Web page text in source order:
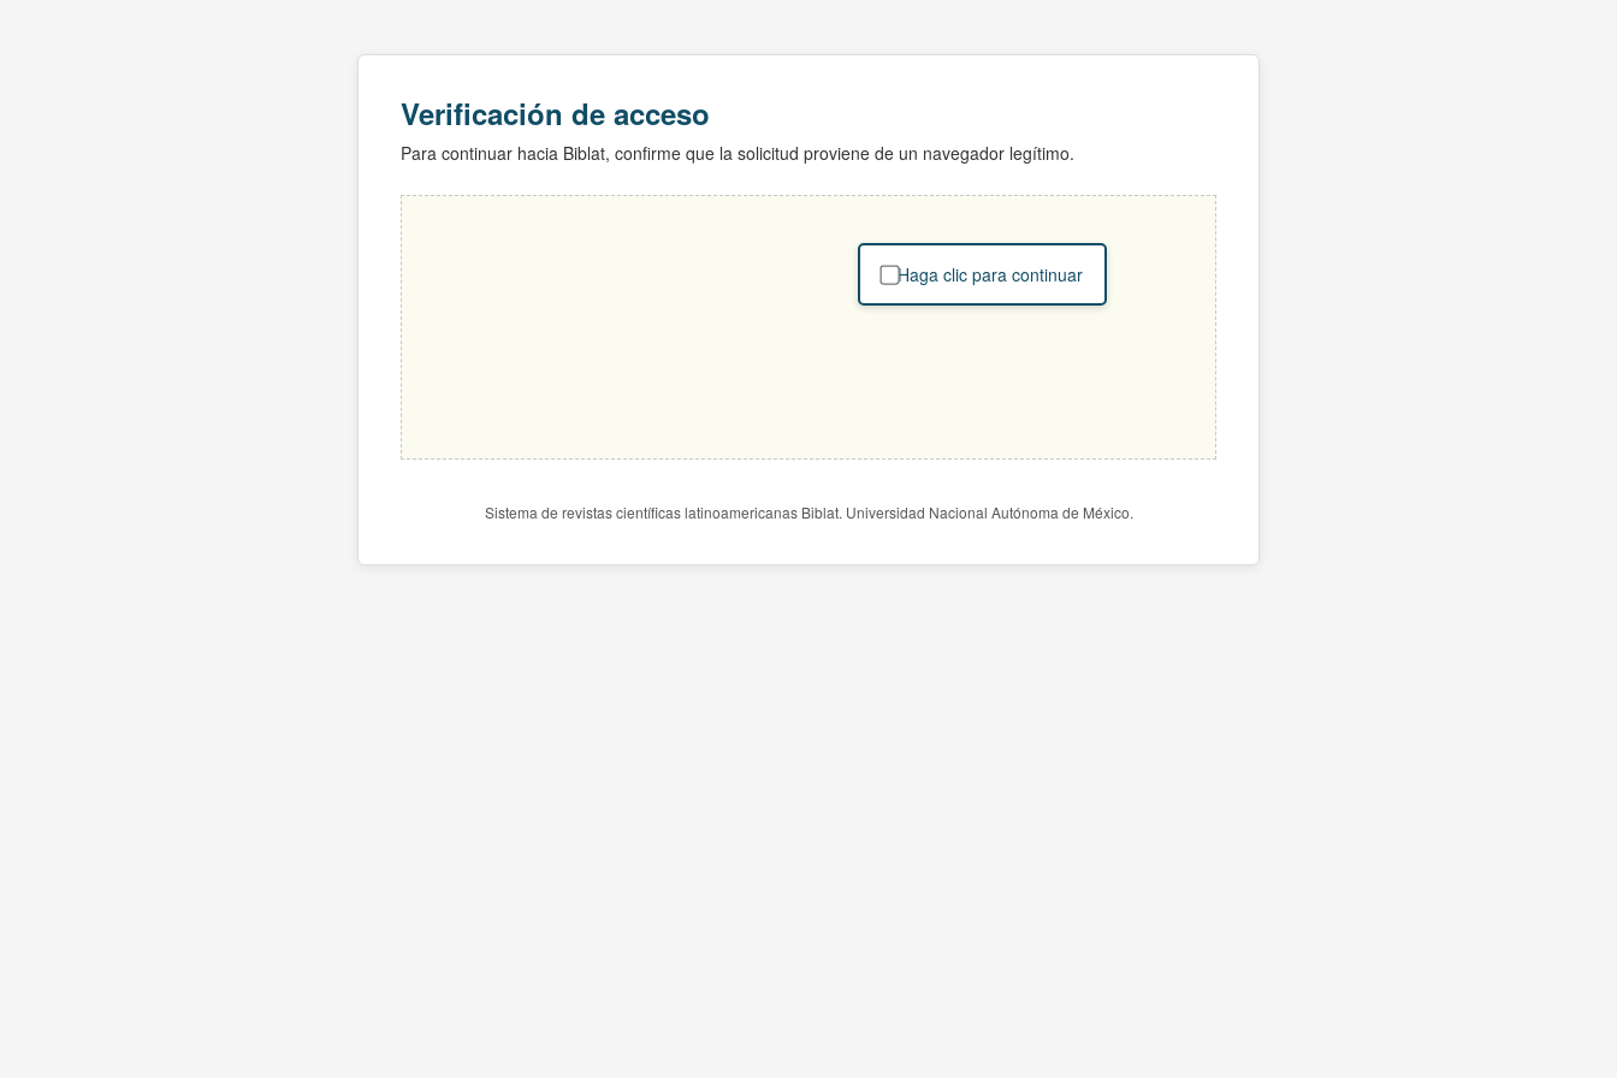
Verificación de acceso
Para continuar hacia Biblat, confirme que la solicitud proviene de un navegador legítimo.
Haga clic para continuar
Sistema de revistas científicas latinoamericanas Biblat. Universidad Nacional Autónoma de México.